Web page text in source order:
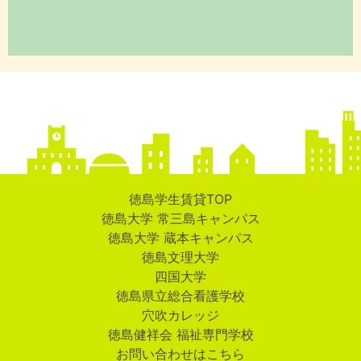
徳島学生賃貸TOP
徳島大学 常三島キャンパス
徳島大学 蔵本キャンパス
徳島文理大学
四国大学
徳島県立総合看護学校
穴吹カレッジ
徳島健祥会 福祉専門学校
お問い合わせはこちら